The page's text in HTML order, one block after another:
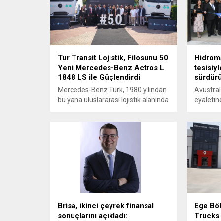
Tur Transit Lojistik, Filosunu 50
Yeni Mercedes-Benz Actros L
1848 LS ile Güçlendirdi
Mercedes-Benz Türk, 1980 yılından
bu yana uluslararası lojistik alanında
Actros L 1848 LS teslimatı
gerçekleştirdi.
Brisa, ikinci çeyrek finansal
sonuçlarını açıkladı:
Ege
Trucks